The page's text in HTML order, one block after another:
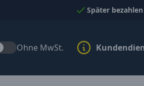
Später
Ohne MwSt.